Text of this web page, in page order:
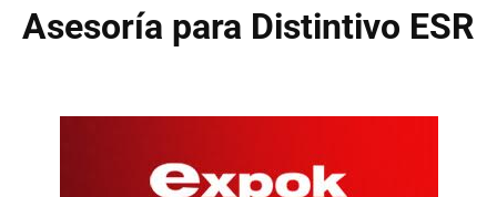
Asesoría para Distintivo ESR